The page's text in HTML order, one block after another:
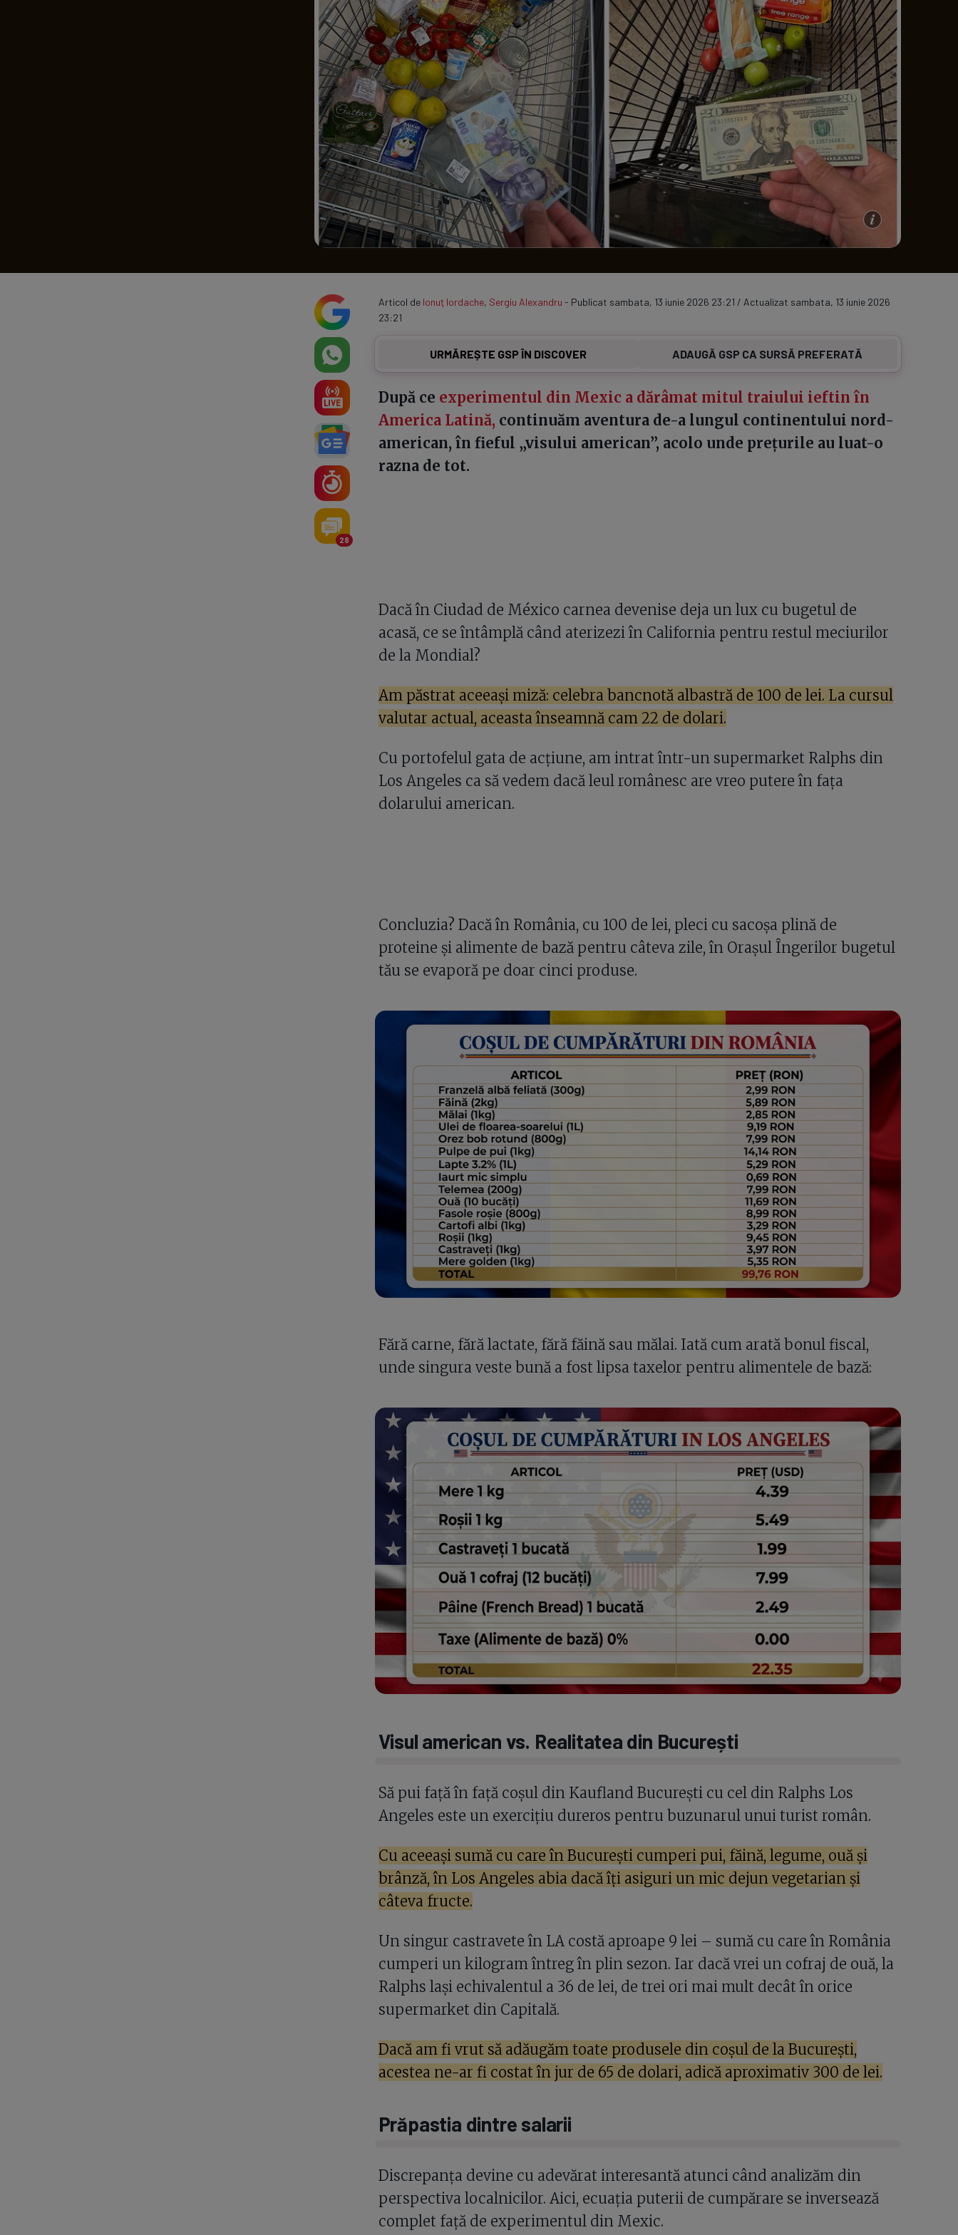
Serie A
Echipe Meciuri Clasament
Program TV
28
Articol de Ionuţ Iordache, Sergiu Alexandru - Publicat sambata, 13 iunie 2026 23:21 / Actualizat sambata, 13 iunie 2026
23:21
URMĂREȘTE GSP ÎN DISCOVER ADAUGĂ GSP CA SURSĂ PREFERATĂ
După ce experimentul din Mexic a dărâmat mitul traiului ieftin în
America Latină, continuăm aventura de-a lungul continentului nord-
american, în fieful „visului american”, acolo unde preţurile au luat-o
razna de tot.
Dacă în Ciudad de México carnea devenise deja un lux cu bugetul de
acasă, ce se întâmplă când aterizezi în California pentru restul meciurilor
de la Mondial?
Am păstrat aceeași miză: celebra bancnotă albastră de 100 de lei. La cursul
valutar actual, aceasta înseamnă cam 22 de dolari.
Cu portofelul gata de acțiune, am intrat într-un supermarket Ralphs din
Los Angeles ca să vedem dacă leul românesc are vreo putere în fața
dolarului american.
Concluzia? Dacă în România, cu 100 de lei, pleci cu sacoșa plină de
proteine și alimente de bază pentru câteva zile, în Orașul Îngerilor bugetul
tău se evaporă pe doar cinci produse.
Fără carne, fără lactate, fără făină sau mălai. Iată cum arată bonul fiscal,
unde singura veste bună a fost lipsa taxelor pentru alimentele de bază:
Visul american vs. Realitatea din București
Să pui față în față coșul din Kaufland București cu cel din Ralphs Los
Angeles este un exercițiu dureros pentru buzunarul unui turist român.
Cu aceeași sumă cu care în București cumperi pui, făină, legume, ouă și
brânză, în Los Angeles abia dacă îți asiguri un mic dejun vegetarian și
câteva fructe.
Un singur castravete în LA costă aproape 9 lei – sumă cu care în România
cumperi un kilogram întreg în plin sezon. Iar dacă vrei un cofraj de ouă, la
Ralphs lași echivalentul a 36 de lei, de trei ori mai mult decât în orice
supermarket din Capitală.
Dacă am fi vrut să adăugăm toate produsele din coşul de la Bucureşti,
acestea ne-ar fi costat în jur de 65 de dolari, adică aproximativ 300 de lei.
Prăpastia dintre salarii
Discrepanța devine cu adevărat interesantă atunci când analizăm din
perspectiva localnicilor. Aici, ecuația puterii de cumpărare se inversează
complet față de experimentul din Mexic.